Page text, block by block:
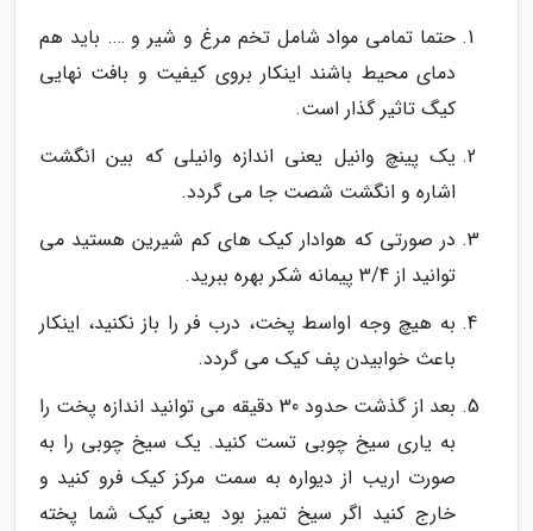
حتما تمامی مواد شامل تخم مرغ و شیر و …. باید هم
دمای محیط باشند اینکار بروی کیفیت و بافت نهایی
کیگ تاثیر گذار است.
یک پینچ وانیل یعنی اندازه وانیلی که بین انگشت
اشاره و انگشت شصت جا می گردد.
در صورتی که هوادار کیک های کم شیرین هستید می
توانید از 3/4 پیمانه شکر بهره ببرید.
به هیچ وجه اواسط پخت، درب فر را باز نکنید، اینکار
باعث خوابیدن پف کیک می گردد.
بعد از گذشت حدود 30 دقیقه می توانید اندازه پخت را
به یاری سیخ چوبی تست کنید. یک سیخ چوبی را به
صورت اریب از دیواره به سمت مرکز کیک فرو کنید و
خارج کنید اگر سیخ تمیز بود یعنی کیک شما پخته